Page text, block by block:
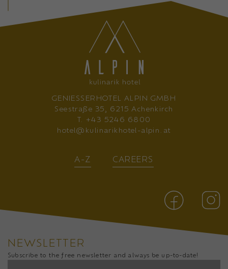
GENIESSERHOTEL ALPIN GMBH
Seestraße 35, 6215 Achenkirch
T. +43 5246 6800
hotel@kulinarikhotel-alpin.at
A-Z CAREERS
NEWSLETTER
Subscribe to the free newsletter and always be up-to-date!